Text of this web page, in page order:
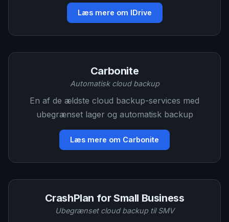
Læs mere om IDrive
Carbonite
Automatisk cloud backup
En af de ældste cloud backup-services med
ubegrænset lager og automatisk backup
Læs mere om Carbonite
CrashPlan for Small Business
Ubegrænset cloud backup til SMV